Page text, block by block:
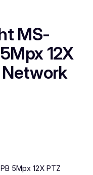
MS-
12X
Network
5Mpx 12X PTZ